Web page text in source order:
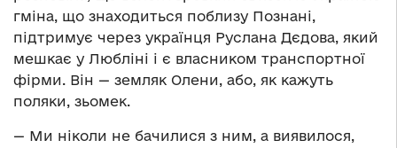
гміна, що знаходиться поблизу Познані,
підтримує через українця Руслана Дєдова, який
мешкає у Любліні і є власником транспортної
фірми. Він — земляк Олени, або, як кажуть
поляки, зьомек.
— Ми ніколи не бачилися з ним, а виявилося,